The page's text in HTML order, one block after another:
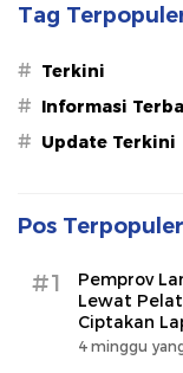
Tag
# Terkini
# Informasi
# Update Terkini
Pos Terpopuler
#1
Pemprov
Lewat
Ciptakan
4 minggu